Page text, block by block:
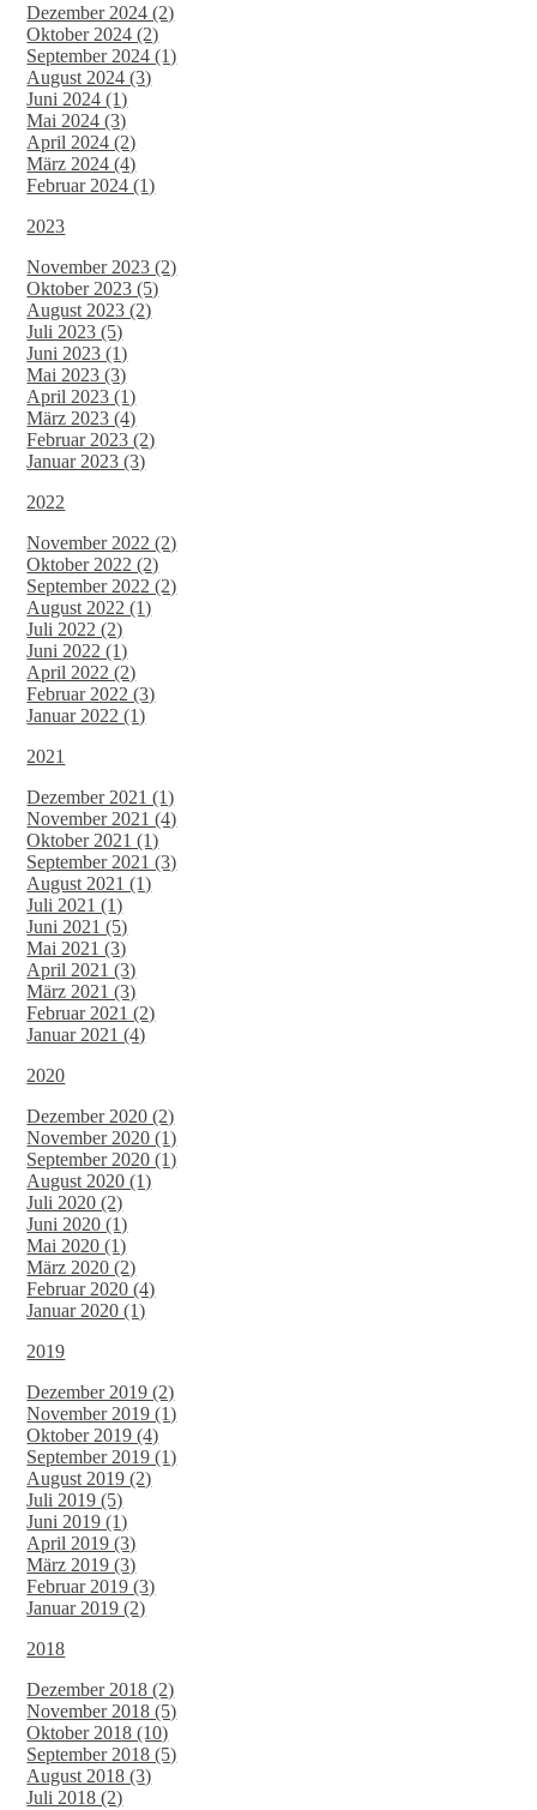
Dezember 2024 (2)
Oktober 2024 (2)
September 2024 (1)
August 2024 (3)
Juni 2024 (1)
Mai 2024 (3)
April 2024 (2)
März 2024 (4)
Februar 2024 (1)
2023
November 2023 (2)
Oktober 2023 (5)
August 2023 (2)
Juli 2023 (5)
Juni 2023 (1)
Mai 2023 (3)
April 2023 (1)
März 2023 (4)
Februar 2023 (2)
Januar 2023 (3)
2022
November 2022 (2)
Oktober 2022 (2)
September 2022 (2)
August 2022 (1)
Juli 2022 (2)
Juni 2022 (1)
April 2022 (2)
Februar 2022 (3)
Januar 2022 (1)
2021
Dezember 2021 (1)
November 2021 (4)
Oktober 2021 (1)
September 2021 (3)
August 2021 (1)
Juli 2021 (1)
Juni 2021 (5)
Mai 2021 (3)
April 2021 (3)
März 2021 (3)
Februar 2021 (2)
Januar 2021 (4)
2020
Dezember 2020 (2)
November 2020 (1)
September 2020 (1)
August 2020 (1)
Juli 2020 (2)
Juni 2020 (1)
Mai 2020 (1)
März 2020 (2)
Februar 2020 (4)
Januar 2020 (1)
2019
Dezember 2019 (2)
November 2019 (1)
Oktober 2019 (4)
September 2019 (1)
August 2019 (2)
Juli 2019 (5)
Juni 2019 (1)
April 2019 (3)
März 2019 (3)
Februar 2019 (3)
Januar 2019 (2)
2018
Dezember 2018 (2)
November 2018 (5)
Oktober 2018 (10)
September 2018 (5)
August 2018 (3)
Juli 2018 (2)